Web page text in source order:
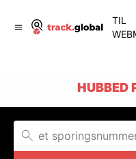
TIL
HUBBED